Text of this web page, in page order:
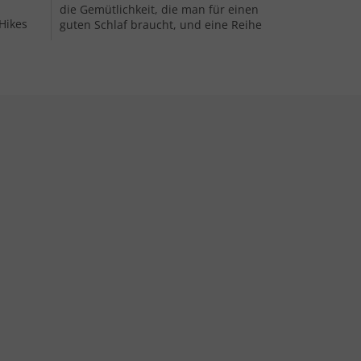
die Gemütlichkeit, die man für einen
guten Schlaf braucht, und eine Reihe